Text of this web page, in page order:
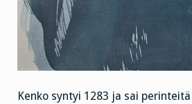
Kenko syntyi 1283 ja sai